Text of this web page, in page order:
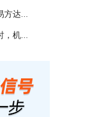
方达...
，机...